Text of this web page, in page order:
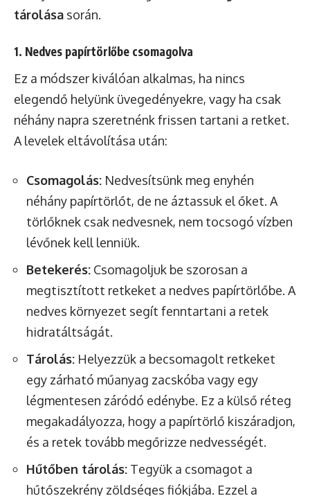
tárolása során.
1. Nedves papírtörlőbe csomagolva
Ez a módszer kiválóan alkalmas, ha nincs
elegendő helyünk üvegedényekre, vagy ha csak
néhány napra szeretnénk frissen tartani a retket.
A levelek eltávolítása után:
Csomagolás: Nedvesítsünk meg enyhén
néhány papírtörlőt, de ne áztassuk el őket. A
törlőknek csak nedvesnek, nem tocsogó vízben
lévőnek kell lenniük.
Betekerés: Csomagoljuk be szorosan a
megtisztított retkeket a nedves papírtörlőbe. A
nedves környezet segít fenntartani a retek
hidratáltságát.
Tárolás: Helyezzük a becsomagolt retkeket
egy zárható műanyag zacskóba vagy egy
légmentesen záródó edénybe. Ez a külső réteg
megakadályozza, hogy a papírtörlő kiszáradjon,
és a retek tovább megőrizze nedvességét.
Hűtőben tárolás: Tegyük a csomagot a
hűtőszekrény zöldséges fiókjába. Ezzel a